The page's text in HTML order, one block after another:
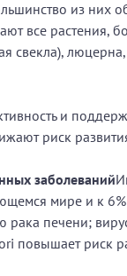
из них
все растения,
свекла),
и
риск
заболеваний
мире и к
рака печени;
повышает риск